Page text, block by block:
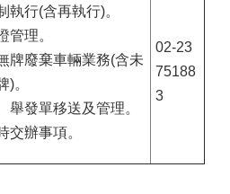
執行(含再執行)。
管理。
牌廢棄車輛業務(含未
)。
舉發單移送及管理。
交辦事項。
02-23
75188
3